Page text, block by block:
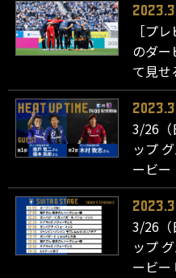
［プ
のダー
て見せ
3/26（
ップ
ービー
3/26（
ップ
ービー